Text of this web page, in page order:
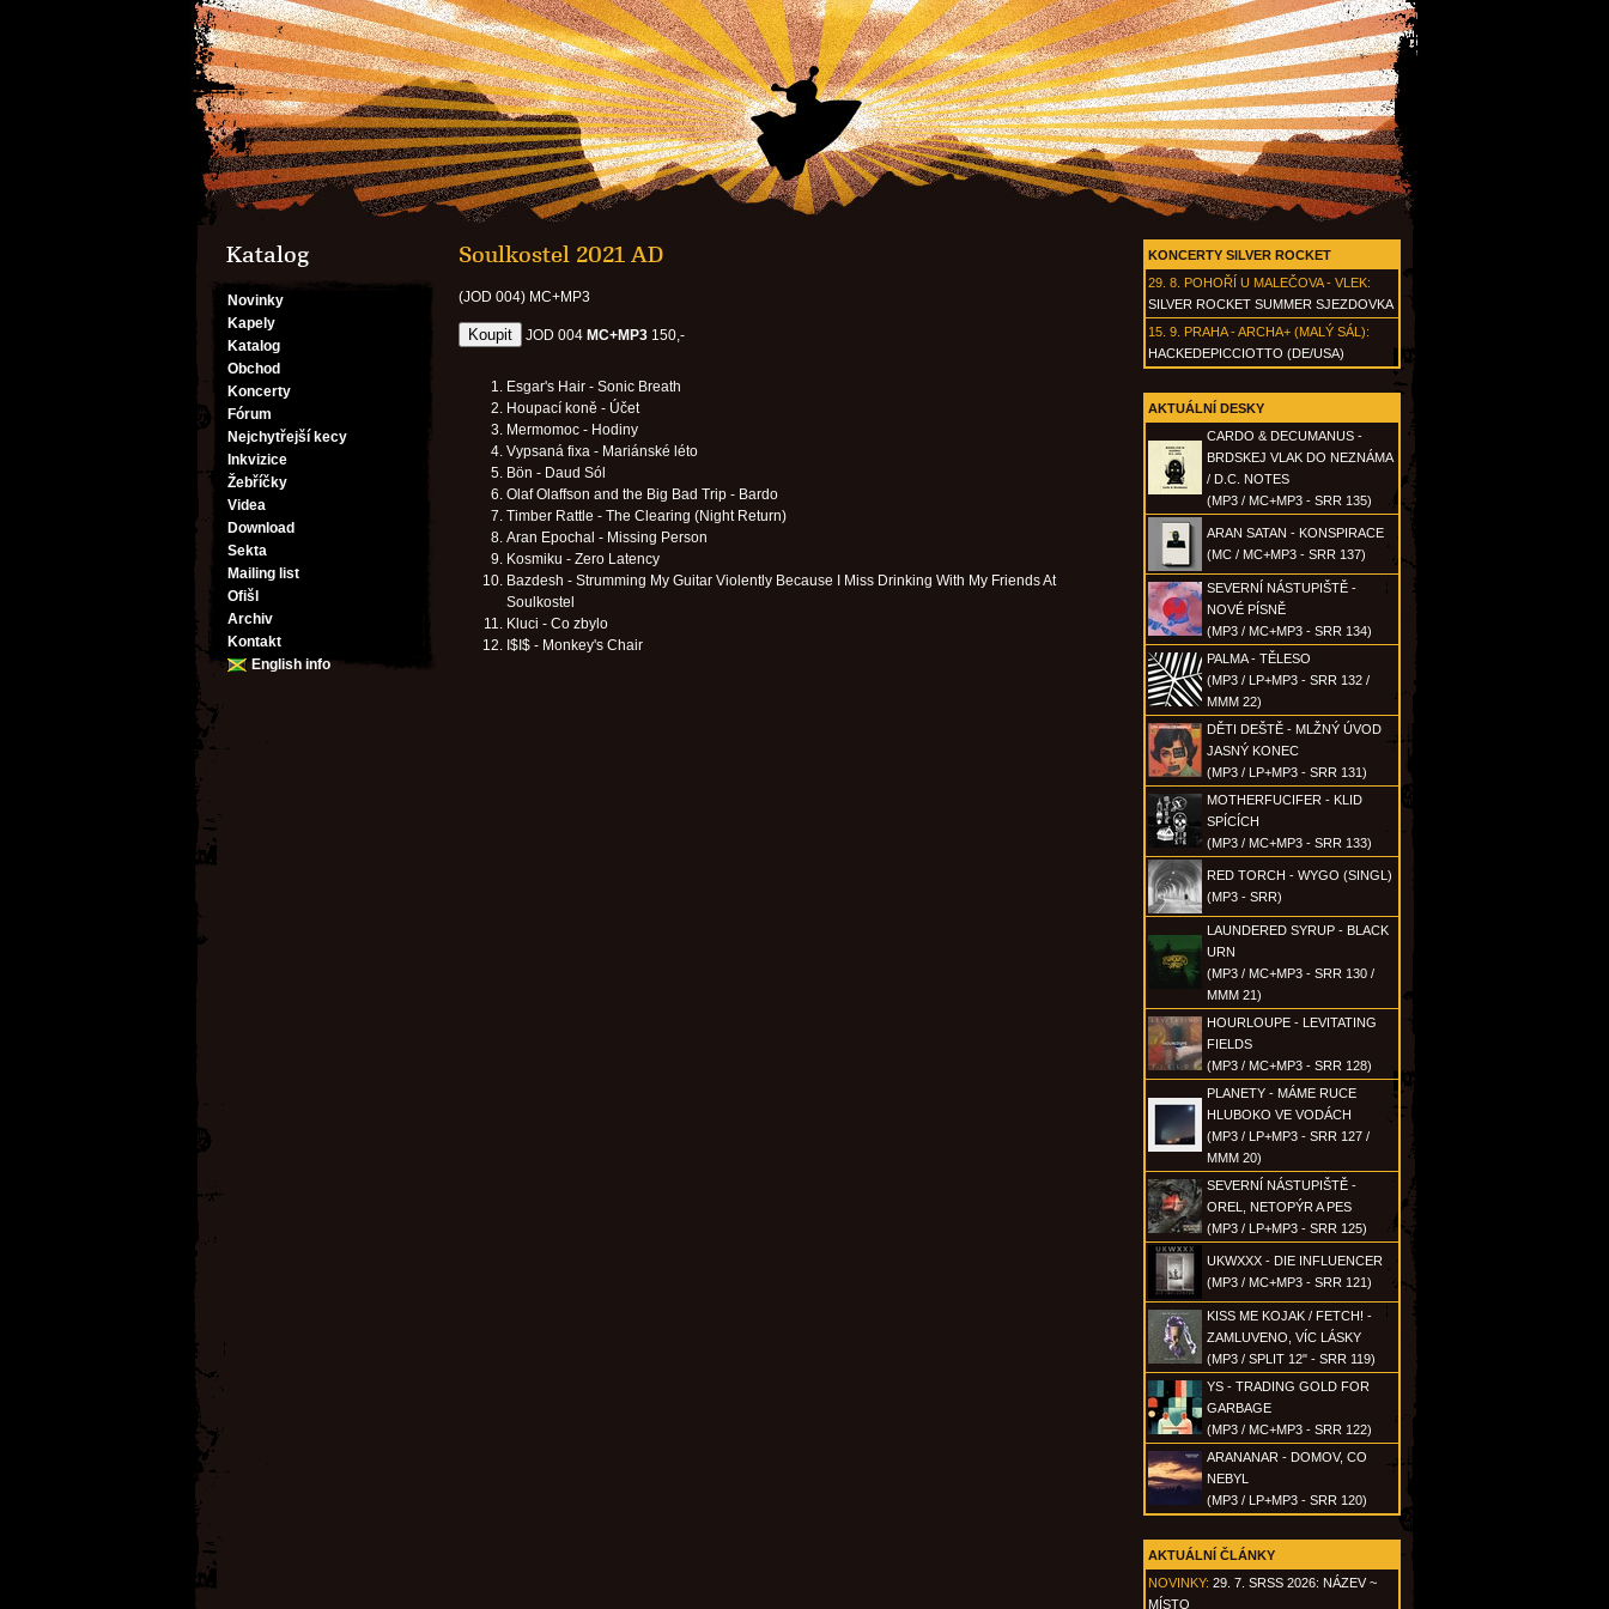
Katalog
Novinky
Kapely
Katalog
Obchod
Koncerty
Fórum
Nejchytřejší kecy
Inkvizice
Žebříčky
Videa
Download
Sekta
Mailing list
Ofišl
Archiv
Kontakt
English info
KONCERTY SILVER ROCKET
29. 8. POHOŘÍ U MALEČOVA - VLEK:
SILVER ROCKET SUMMER SJEZDOVKA
15. 9. PRAHA - ARCHA+ (MALÝ SÁL):
HACKEDEPICCIOTTO (DE/USA)
AKTUÁLNÍ DESKY
CARDO & DECUMANUS -
BRDSKEJ VLAK DO NEZNÁMA
/ D.C. NOTES
(MP3 / MC+MP3 - SRR 135)
ARAN SATAN - KONSPIRACE
(MC / MC+MP3 - SRR 137)
SEVERNÍ NÁSTUPIŠTĚ -
NOVÉ PÍSNĚ
(MP3 / MC+MP3 - SRR 134)
PALMA - TĚLESO
(MP3 / LP+MP3 - SRR 132 /
MMM 22)
DĚTI DEŠTĚ - MLŽNÝ ÚVOD
JASNÝ KONEC
(MP3 / LP+MP3 - SRR 131)
MOTHERFUCIFER - KLID
SPÍCÍCH
(MP3 / MC+MP3 - SRR 133)
RED TORCH - WYGO (SINGL)
(MP3 - SRR)
LAUNDERED SYRUP - BLACK
URN
(MP3 / MC+MP3 - SRR 130 /
MMM 21)
HOURLOUPE - LEVITATING
FIELDS
(MP3 / MC+MP3 - SRR 128)
PLANETY - MÁME RUCE
HLUBOKO VE VODÁCH
(MP3 / LP+MP3 - SRR 127 /
MMM 20)
SEVERNÍ NÁSTUPIŠTĚ -
OREL, NETOPÝR A PES
(MP3 / LP+MP3 - SRR 125)
UKWXXX - DIE INFLUENCER
(MP3 / MC+MP3 - SRR 121)
KISS ME KOJAK / FETCH! -
ZAMLUVENO, VÍC LÁSKY
(MP3 / SPLIT 12" - SRR 119)
YS - TRADING GOLD FOR
GARBAGE
(MP3 / MC+MP3 - SRR 122)
ARANANAR - DOMOV, CO
NEBYL
(MP3 / LP+MP3 - SRR 120)
AKTUÁLNÍ ČLÁNKY
NOVINKY: 29. 7. SRSS 2026: NÁZEV ~
MÍSTO
Soulkostel 2021 AD
(JOD 004) MC+MP3
JOD 004 MC+MP3 150,-
Esgar's Hair - Sonic Breath
Houpací koně - Účet
Mermomoc - Hodiny
Vypsaná fixa - Mariánské léto
Bön - Daud Sól
Olaf Olaffson and the Big Bad Trip - Bardo
Timber Rattle - The Clearing (Night Return)
Aran Epochal - Missing Person
Kosmiku - Zero Latency
Bazdesh - Strumming My Guitar Violently Because I Miss Drinking With My Friends At
Soulkostel
Kluci - Co zbylo
I$I$ - Monkey's Chair